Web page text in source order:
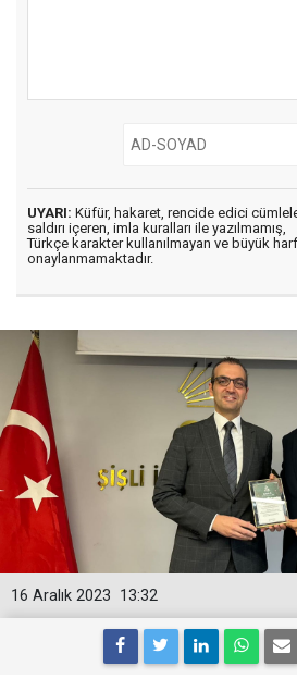
UYARI: Küfür, hakaret, rencide edici
saldırı içeren, imla kuralları ile yazılmamış,
Türkçe karakter kullanılmayan ve büyük
onaylanmamaktadır.
13:32
16 Aralık 2023